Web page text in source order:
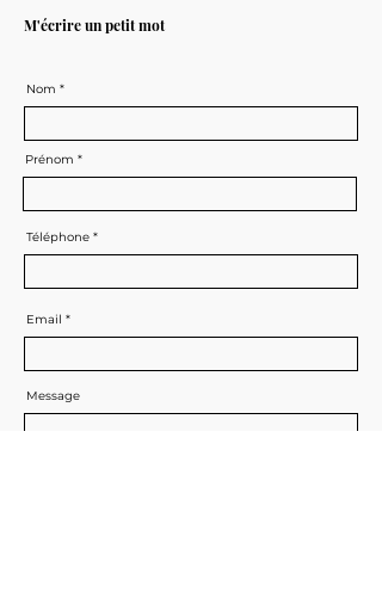
M'écrire un petit mot
Nom
Prénom
Téléphone
Email
Message